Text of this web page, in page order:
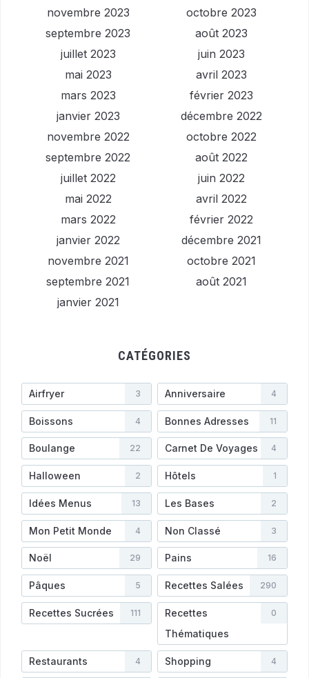
novembre 2023
octobre 2023
septembre 2023
août 2023
juillet 2023
juin 2023
mai 2023
avril 2023
mars 2023
février 2023
janvier 2023
décembre 2022
novembre 2022
octobre 2022
septembre 2022
août 2022
juillet 2022
juin 2022
mai 2022
avril 2022
mars 2022
février 2022
janvier 2022
décembre 2021
novembre 2021
octobre 2021
septembre 2021
août 2021
janvier 2021
CATÉGORIES
Airfryer 3 Anniversaire 4
Boissons 4 Bonnes Adresses 11
Boulange 22 Carnet De Voyages 4
Halloween 2 Hôtels 1
Idées Menus 13 Les Bases 2
Mon Petit Monde 4 Non Classé 3
Noël 29 Pains 16
Pâques 5 Recettes Salées 290
Recettes Sucrées 111
Recettes
Thématiques
0
Restaurants 4 Shopping 4